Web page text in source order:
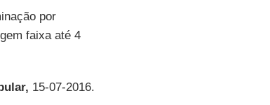
por
faixa até 4
15-07-2016.